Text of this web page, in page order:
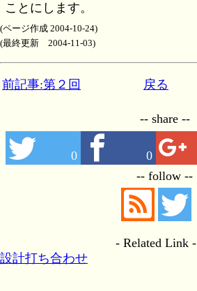
ことにします。
(ページ作成 2004-10-24)
(最終更新 2004-11-03)
前記事:第２回 戻る
-- share --
0 0
-- follow --
- Related Link -
設計打ち合わせ